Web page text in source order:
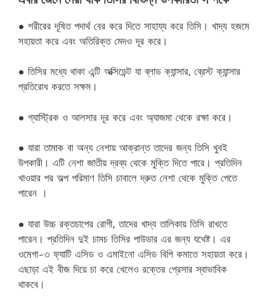
● শরীরের দূষিত পদার্থ বের করে দিতে সাহায্য করে তিসি। খাদ্য হজমে
সহায়তা করে এবং অতিরিক্ত মেদও দূর করে।
● তিসির মধ্যে থাকা এন্টি অক্সিডেন্ট যা ব্লাড ক্যান্সার, ব্রেস্ট ক্যান্সার
প্রতিরোধ করতে সক্ষম।
● গ্যাস্ট্রিক ও আলসার দূর করে এবং অ্যাজমা থেকে রক্ষা করে।
● যারা তামাক বা অন্য নেশায় আক্রান্ত তাদের জন্য তিসি খুবই
উপকারী। এটি নেশা জাতীয় দ্রব্য থেকে মুক্তি দিতে পারে। প্রতিদিন
খাওয়ার পর অল্প পরিমাণ তিসি চাবালে দ্রুত নেশা থেকে মুক্তি পেতে
পারেন ।
● যারা উচ্চ রক্তচাপের রোগী, তাদের খাদ্য তালিকায় তিসি রাখতে
পারেন। প্রতিদিন দুই চামচ তিসির পাউডার এর জন্য যথেষ্ট। এর
ওমেগা-৩ ফ্যাটি এসিড ও এমাইনো এসিড বিপি কমাতে সহায়তা করে।
এছাড়া এই বীজ দিয়ে চা করে খেলেও রক্তের প্রেসার স্বাভাবিক
থাকবে।